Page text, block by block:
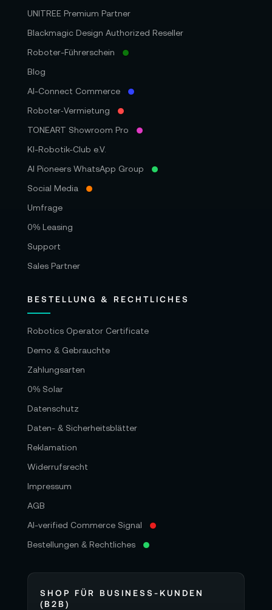
UNITREE Premium Partner
Blackmagic Design Authorized Reseller
Roboter-Führerschein
Blog
AI-Connect Commerce
Roboter‑Vermietung
TONEART Showroom Pro
KI-Robotik-Club e.V.
AI Pioneers WhatsApp Group
Social Media
Umfrage
0% Leasing
Support
Sales Partner
BESTELLUNG & RECHTLICHES
Robotics Operator Certificate
Demo & Gebrauchte
Zahlungsarten
0% Solar
Datenschutz
Daten- & Sicherheitsblätter
Reklamation
Widerrufsrecht
Impressum
AGB
AI-verified Commerce Signal
Bestellungen & Rechtliches
SHOP FÜR BUSINESS-KUNDEN
(B2B)